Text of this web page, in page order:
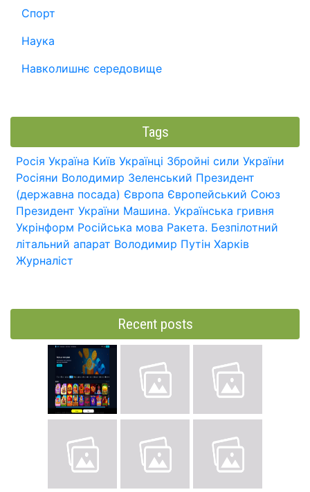
Спорт
Наука
Навколишнє середовище
Tags
Росія Україна Київ Українці Збройні сили України
Росіяни Володимир Зеленський Президент
(державна посада) Європа Європейський Союз
Президент України Машина. Українська гривня
Укрінформ Російська мова Ракета. Безпілотний
літальний апарат Володимир Путін Харків
Журналіст
Recent posts